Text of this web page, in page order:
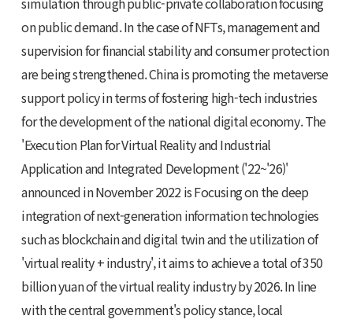
on public demand. In the case of NFTs, management and
supervision for financial stability and consumer protection
are being strengthened. China is promoting the metaverse
support policy in terms of fostering high-tech industries
for the development of the national digital economy. The
'Execution Plan for Virtual Reality and Industrial
Application and Integrated Development ('22~'26)'
announced in November 2022 is Focusing on the deep
integration of next-generation information technologies
such as blockchain and digital twin and the utilization of
'virtual reality + industry', it aims to achieve a total of 350
billion yuan of the virtual reality industry by 2026. In line
with the central government's policy stance, local